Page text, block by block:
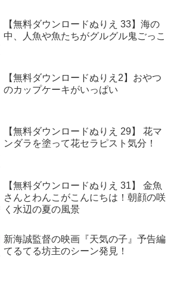
【無料ダウンロードぬりえ 33】海の
中、人魚や魚たちがグルグル鬼ごっこ
【無料ダウンロードぬりえ2】おやつ
のカップケーキがいっぱい
【無料ダウンロードぬりえ 29】 花マ
ンダラを塗って花セラピスト気分！
【無料ダウンロードぬりえ 31】 金魚
さんとわんこがこんにちは！朝顔の咲
く水辺の夏の風景
新海誠監督の映画『天気の子』予告編
てるてる坊主のシーン発見！